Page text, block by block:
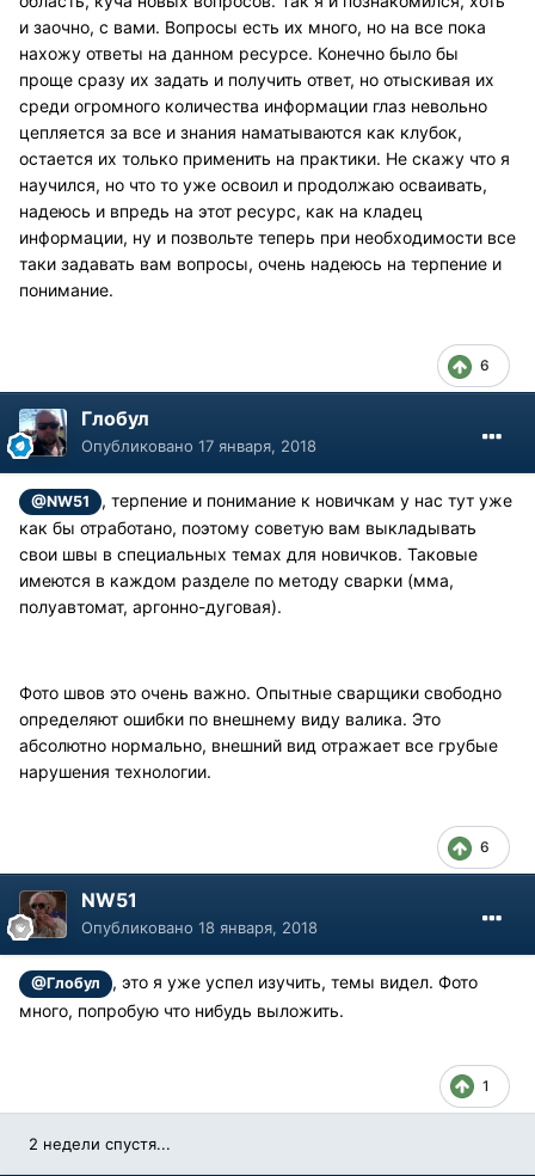
и заочно, с вами. Вопросы есть их много, но на все пока
нахожу ответы на данном ресурсе. Конечно было бы
проще сразу их задать и получить ответ, но отыскивая их
среди огромного количества информации глаз невольно
цепляется за все и знания наматываются как клубок,
остается их только применить на практики. Не скажу что я
научился, но что то уже освоил и продолжаю осваивать,
надеюсь и впредь на этот ресурс, как на кладец
информации, ну и позвольте теперь при необходимости все
таки задавать вам вопросы, очень надеюсь на терпение и
понимание.
6
Глобул
Опубликовано 17 января, 2018
@NW51
, терпение и понимание к новичкам у нас тут уже
как бы отработано, поэтому советую вам выкладывать
свои швы в специальных темах для новичков. Таковые
имеются в каждом разделе по методу сварки (мма,
полуавтомат, аргонно-дуговая).
Фото швов это очень важно. Опытные сварщики свободно
определяют ошибки по внешнему виду валика. Это
абсолютно нормально, внешний вид отражает все грубые
нарушения технологии.
6
NW51
Опубликовано 18 января, 2018
@Глобул
, это я уже успел изучить, темы видел. Фото
много, попробую что нибудь выложить.
1
2 недели спустя...